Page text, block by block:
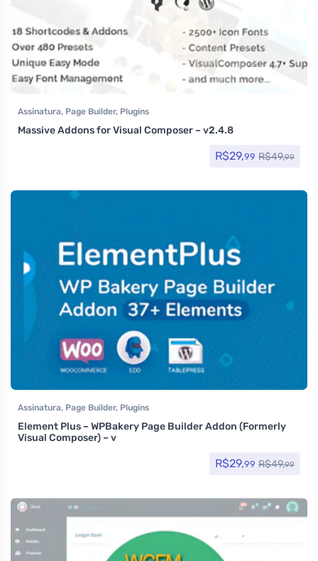
Assinatura, Page Builder, Plugins
Massive Addons for Visual Composer – v2.4.8
R$29,99 R$49,99
Assinatura, Page Builder, Plugins
Element Plus – WPBakery Page Builder Addon (Formerly
Visual Composer) – v
R$29,99 R$49,99